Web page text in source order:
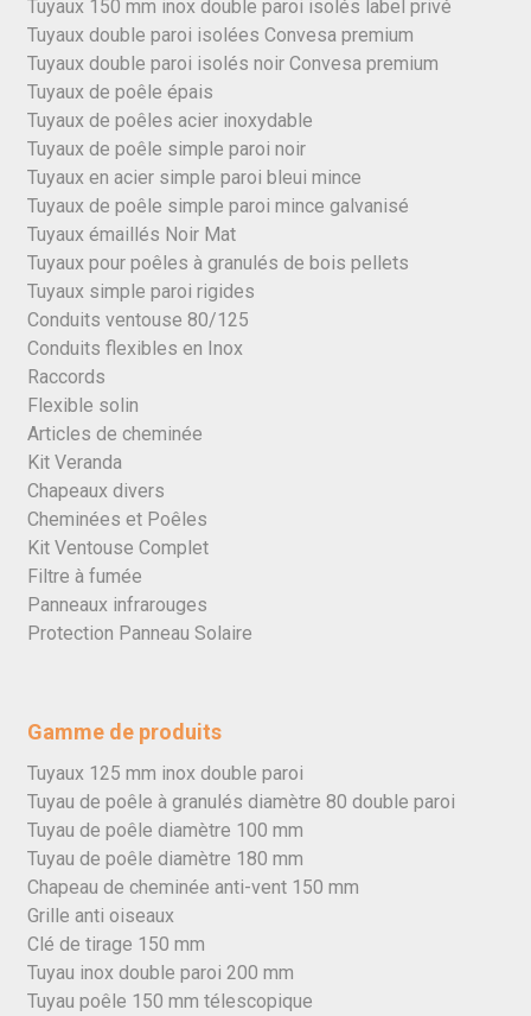
Tuyaux 150 mm inox double paroi isolés label privé
Tuyaux double paroi isolées Convesa premium
Tuyaux double paroi isolés noir Convesa premium
Tuyaux de poêle épais
Tuyaux de poêles acier inoxydable
Tuyaux de poêle simple paroi noir
Tuyaux en acier simple paroi bleui mince
Tuyaux de poêle simple paroi mince galvanisé
Tuyaux émaillés Noir Mat
Tuyaux pour poêles à granulés de bois pellets
Tuyaux simple paroi rigides
Conduits ventouse 80/125
Conduits flexibles en Inox
Raccords
Flexible solin
Articles de cheminée
Kit Veranda
Chapeaux divers
Cheminées et Poêles
Kit Ventouse Complet
Filtre à fumée
Panneaux infrarouges
Protection Panneau Solaire
Gamme de produits
Tuyaux 125 mm inox double paroi
Tuyau de poêle à granulés diamètre 80 double paroi
Tuyau de poêle diamètre 100 mm
Tuyau de poêle diamètre 180 mm
Chapeau de cheminée anti-vent 150 mm
Grille anti oiseaux
Clé de tirage 150 mm
Tuyau inox double paroi 200 mm
Tuyau poêle 150 mm télescopique